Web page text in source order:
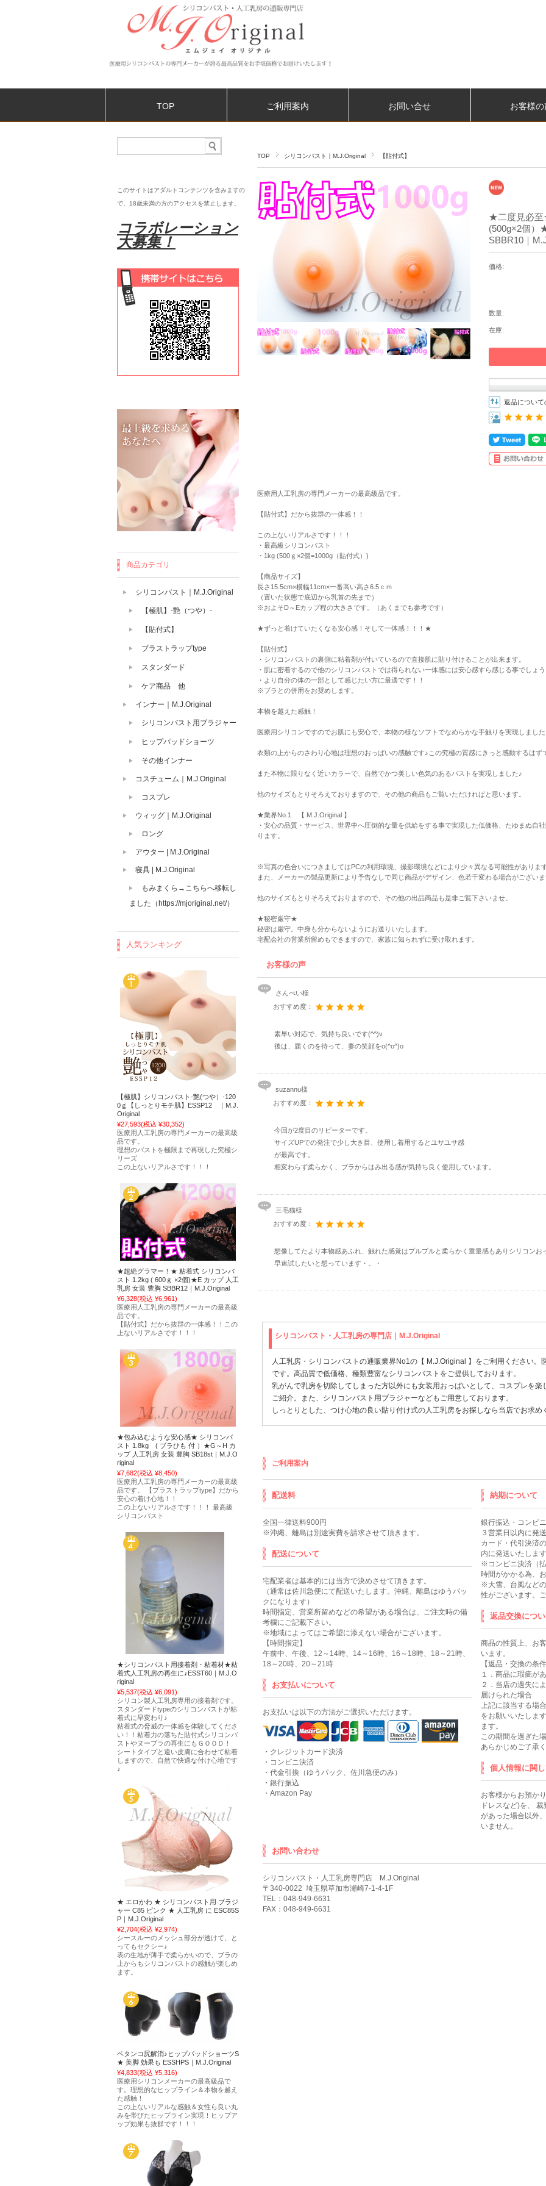
TOP ご利用案内 お問い合せ お客様の
TOP シリコンバスト｜M.J.Original 【貼付式】
★二度見必至
(500g×2個）
SBBR10｜
価格:
数量:
在庫:
返品について
医療用人工乳房の専門メーカーの最高級品です。
【貼付式】だから抜群の一体感！！
この上ないリアルさです！！！
・最高級シリコンバスト
・1kg (500ｇ×2個=1000g（貼付式）)
【商品サイズ】
長さ15.5cm×横幅11cm×一番高い高さ6.5ｃｍ
（置いた状態で底辺から乳首の先まで）
※およそD～Eカップ程の大きさです。（あくまでも参考です）
★ずっと着けていたくなる安心感！そして一体感！！！★
【貼付式】
・シリコンバストの裏側に粘着剤が付いているので直接肌に貼り付けることが出来ます。
・肌に密着するので他のシリコンバストでは得られない一体感には安心感すら感じる事でしょう
・より自分の体の一部として感じたい方に最適です！！
※ブラとの併用をお奨めします。
本物を越えた感触！
医療用シリコンですのでお肌にも安心で、本物の様なソフトでなめらかな手触りを実現しました
衣類の上からのさわり心地は理想のおっぱいの感触です♪この究極の質感にきっと感動するは
また本物に限りなく近いカラーで、自然でかつ美しい色気のあるバストを実現しました♪
他のサイズもとりそろえておりますので、その他の商品もご覧いただければと思います。
★業界No.1 【 M.J.Original 】
・安心の品質・サービス、世界中へ圧倒的な量を供給をする事で実現した低価格、たゆまぬ自
ります。
※写真の色合いにつきましてはPCの利用環境、撮影環境などにより少々異なる可能性があります
また、メーカーの製品更新により予告なしで同じ商品がデザイン、色若干変わる場合がございま
他のサイズもとりそろえておりますので、その他の出品商品も是非ご覧下さいませ。
★秘密厳守★
秘密は厳守。中身も分からないようにお送りいたします。
宅配会社の営業所留めもできますので、家族に知られずに受け取れます。
お客様の声
さんぺい様
おすすめ度：
素早い対応で、気持ち良いです(^^)v
後は、届くのを待って、妻の笑顔をo(^o^)o
suzannu様
おすすめ度：
今回が2度目のリピーターです。
サイズUPでの発注で少し大き目、使用し着用するとユサユサ感
が最高です。
相変わらず柔らかく、ブラからはみ出る感が気持ち良く使用しています。
三毛猫様
おすすめ度：
想像してたより本物感あふれ、触れた感覚はプルプルと柔らかく重量感もありシリコンお
早速試したいと想っています・。・
シリコンバスト・人工乳房の専門店｜M.J.Original
人工乳房 ・ シリコンバスト の通販業界No1の【 M.J.Original 】をご利用ください。
です。高品質で低価格、種類豊富なシリコンバストをご提供しております。
乳がんで乳房を切除してしまった方以外にも女装用 おっぱいとして、 コスプレを楽
ご紹介。また、 シリコンバスト 用 ブラジャーなどもご用意しております。
しっとりとした、つけ心地の良い貼り付け式の人工乳房をお探しなら当店でお求め
ご利用案内
配送料
全国一律送料900円
※沖縄、離島は別途実費を請求させて頂きます。
配送について
宅配業者は基本的には当方で決めさせて頂きます。
（通常は佐川急便にて配送いたします。沖縄、離島はゆうパッ
クになります）
時間指定、営業所留めなどの希望がある場合は、ご注文時の備
考欄にご記載下さい。
※地域によってはご希望に添えない場合がございます。
【時間指定】
午前中、午後、12～14時、14～16時、16～18時、18～21時、
18～20時、20～21時
お支払いについて
お支払いは以下の方法がご選択いただけます。
・クレジットカード決済
・コンビニ決済
・代金引換（ゆうパック、佐川急便のみ）
・銀行振込
・Amazon Pay
納期について
銀行振込・コンビ
３営業日以内に発
カード・代引決済
内に発送いたします
※コンビニ決済（
時間がかかる為、
※大雪、台風など
性がございます。
返品交換につ
商品の性質上、お
います。
【返品・交換の条件
１．商品に瑕疵が
２．当店の過失に
届けられた場合
上記に該当する場
をお願いいたしま
ます。
この期間を過ぎた
あらかじめご了承く
個人情報に関
お客様からお預か
ドレスなど)を、
があった場合以外
いません。
お問い合わせ
シリコンバスト・人工乳房専門店 M.J.Original
〒340-0022 埼玉県草加市瀬崎7-1-4-1F
TEL：048-949-6631
FAX：048-949-6631
このサイトはアダルトコンテンツを含みますの
で、18歳未満の方のアクセスを禁止します。
コラボレーション
大募集！
商品カテゴリ
シリコンバスト｜M.J.Original
【極肌】-艶（つや）-
【貼付式】
ブラストラップtype
スタンダード
ケア商品 他
インナー｜M.J.Original
シリコンバスト用ブラジャー
ヒップパッドショーツ
その他インナー
コスチューム｜M.J.Original
コスプレ
ウィッグ｜M.J.Original
ロング
アウター | M.J.Original
寝具 | M.J.Original
もみまくら→こちらへ移転し
ました（https://mjoriginal.net/）
人気ランキング
【極肌】シリコンバスト-艶(つや）-120
0ｇ【しっとりモチ肌】ESSP12 ｜M.J.
Original
¥27,593(税込 ¥30,352)
医療用人工乳房の専門メーカーの最高級
品です。
理想のバストを極限まで再現した究極シ
リーズ
この上ないリアルさです！！！
★超絶グラマー！★ 粘着式 シリコンバ
スト 1.2kg ( 600ｇ ×2個)★E カップ 人工
乳房 女装 豊胸 SBBR12｜M.J.Original
¥6,328(税込 ¥6,961)
医療用人工乳房の専門メーカーの最高級
品です。
【貼付式】だから抜群の一体感！！この
上ないリアルさです！！！
★包み込むような安心感★ シリコンバ
スト 1.8kg ( ブラひも 付 ）★G～H カ
ップ 人工乳房 女装 豊胸 SB18st｜M.J.O
riginal
¥7,682(税込 ¥8,450)
医療用人工乳房の専門メーカーの最高級
品です。 【ブラストラップtype】だから
安心の着け心地！！
この上ないリアルさです！！！ 最高級
シリコンバスト
★シリコンバスト用接着剤・粘着材★粘
着式人工乳房の再生に♪ESST60｜M.J.O
riginal
¥5,537(税込 ¥6,091)
シリコン製人工乳房専用の接着剤です。
スタンダードtypeのシリコンバストが粘
着式に早変わり♪
粘着式の脅威の一体感を体験してくださ
い！！粘着力の落ちた貼付式シリコンバ
ストやヌーブラの再生にもＧＯＯＤ！
シートタイプと違い皮膚に合わせて粘着
しますので、自然で快適な付け心地です
♪
★ エロかわ ★ シリコンバスト用 ブラジ
ャー C85 ピンク ★ 人工乳房 に ESC85S
P｜M.J.Original
¥2,704(税込 ¥2,974)
シースルーのメッシュ部分が透けて、と
ってもセクシー♪
表の生地が薄手で柔らかいので、ブラの
上からもシリコンバストの感触が楽しめ
ます。
ペタンコ尻解消♪ヒップパッドショーツS
★ 美脚 効果も ESSHPS｜M.J.Original
¥4,833(税込 ¥5,316)
医療用シリコンメーカーの最高級品で
す。理想的なヒップライン＆本物を越え
た感触！
この上ないリアルな感触＆女性ら良い丸
みを帯びたヒップライン実現！ヒップア
ップ効果も抜群です！！！